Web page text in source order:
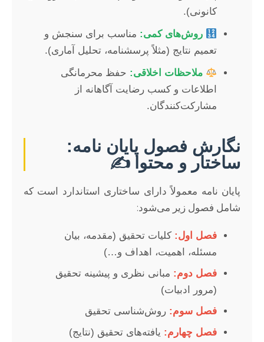
کانونی).
روش‌های کمی: مناسب برای سنجش و
تعمیم نتایج (مثلاً پرسشنامه، تحلیل آماری).
ملاحظات اخلاقی: حفظ محرمانگی
اطلاعات و کسب رضایت آگاهانه از
مشارکت‌کنندگان.
نگارش فصول پایان نامه:
ساختار و محتوا ✍️
پایان نامه معمولاً دارای ساختاری استاندارد است که
شامل فصول زیر می‌شود:
فصل اول: کلیات تحقیق (مقدمه، بیان
مسئله، اهمیت، اهداف و…)
فصل دوم: مبانی نظری و پیشینه تحقیق
(مرور ادبیات)
فصل سوم: روش‌شناسی تحقیق
فصل چهارم: یافته‌های تحقیق (نتایج)